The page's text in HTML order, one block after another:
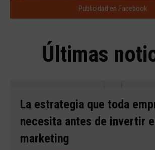
Publicidad en Facebook
Últimas
La estrategia que toda
necesita antes de invertir
marketing